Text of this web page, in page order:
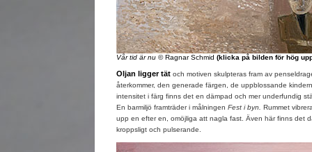
Vår tid är nu © Ragnar Schmid (klicka på bilden för hög
Oljan ligger tät och motiven skulpteras fram av
återkommer, den generade färgen, de uppblossande
intensitet i färg finns det en dämpad och mer underfundig
En barmiljö framträder i målningen Fest i byn.
Rummet
upp en efter en, omöjliga att nagla fast. Även här finns det
kroppsligt och pulserande.